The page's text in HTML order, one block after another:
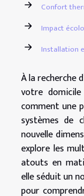
Confort
Impact
Installation
À la recherche
votre
comment une
systèmes de
nouvelle
explore les
atouts en
elle séduit un
pour